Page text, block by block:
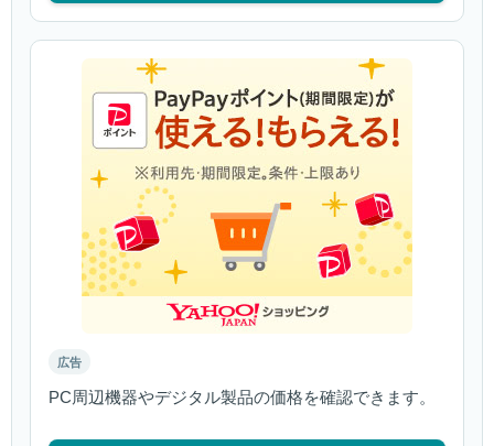
広告
PC周辺機器やデジタル製品の価格を確認できます。